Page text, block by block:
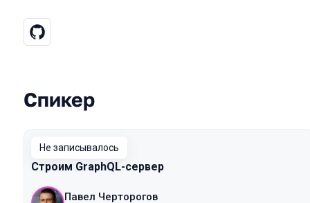
Выступления в сезоне 2018
Спикер
Не записывалось
Строим GraphQL-сервер
Павел Черторогов